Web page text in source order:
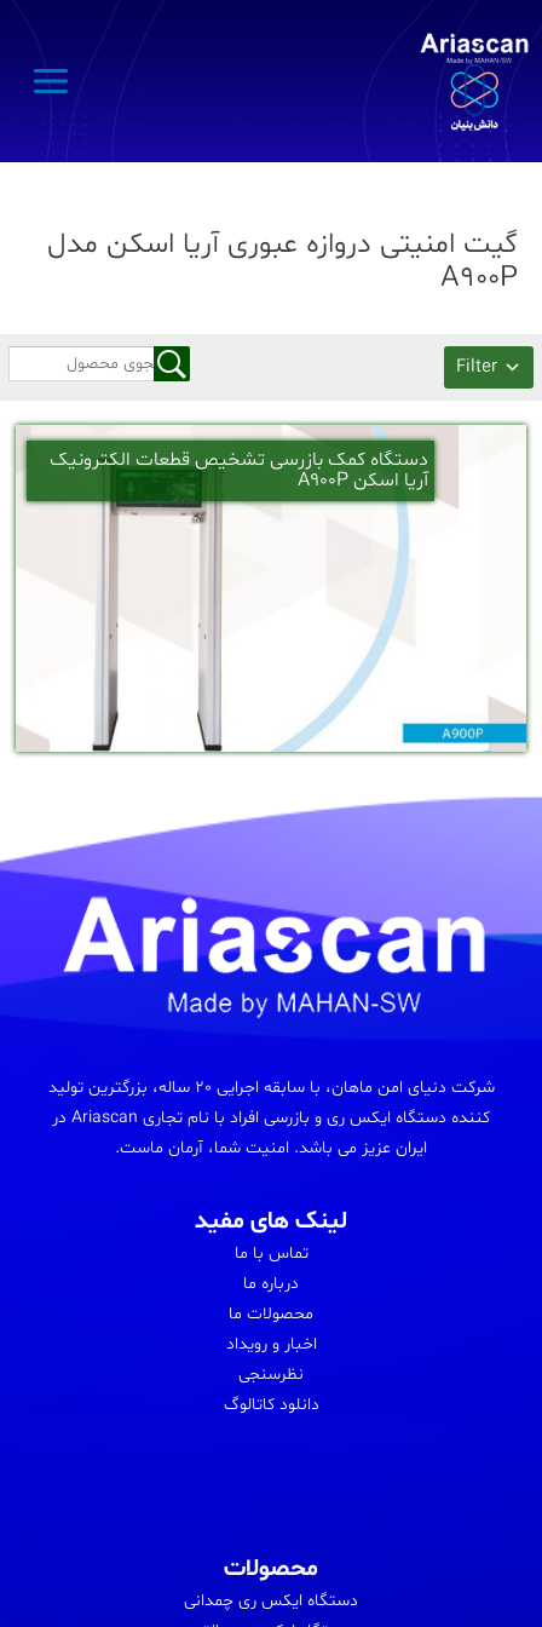
Main
گیت امنیتی دروازه عبوری آریا اسکن مدل
A900P
Filter
دستگاه کمک بازرسی تشخیص قطعات الکترونیک
آریا اسکن A900P
شرکت دنیای امن ماهان، با سابقه اجرایی 20 ساله، بزرگترین تولید
کننده دستگاه ایکس ری و بازرسی افراد با نام تجاری Ariascan در
ایران عزیز می باشد. امنیت شما، آرمان ماست.
لینک های مفید
تماس با ما
درباره ما
محصولات ما
اخبار و رویداد
نظرسنجی
دانلود کاتالوگ
محصولات
دستگاه ایکس ری چمدانی